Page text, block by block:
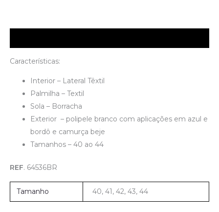
Lois
Características:
Interior – Lateral Têxtil
Palmilha – Textil
Sola – Borracha
Exterior – polipele branco com aplicações em azul e
bordô e camurça beje
Tamanhos – 40 ao 44
REF. 64536BR
Tamanho 40, 41, 42, 43, 44